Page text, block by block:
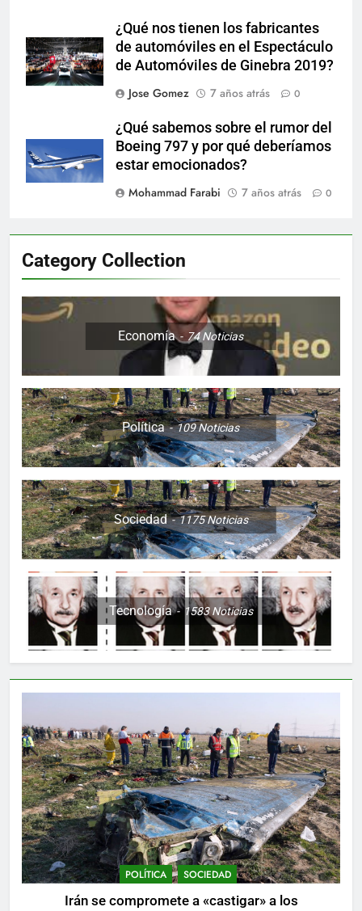
¿Qué nos tienen los fabricantes
de automóviles en el Espectáculo
de Automóviles de Ginebra 2019?
Jose Gomez
7 años atrás 0
¿Qué sabemos sobre el rumor del
Boeing 797 y por qué deberíamos
estar emocionados?
Mohammad Farabi
7 años atrás 0
Category Collection
Economía 74Noticias
Política 109Noticias
Sociedad 1175Noticias
Tecnología 1583Noticias
POLÍTICA SOCIEDAD
Irán se compromete a «castigar» a los